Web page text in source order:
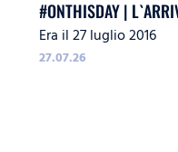
#ONTHISDAY |
Era il 27 luglio 2016
27.07.26